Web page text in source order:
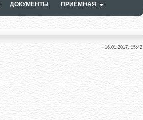
ДОКУМЕНТЫ ПРИЁМНАЯ
16.01.2017, 15:42